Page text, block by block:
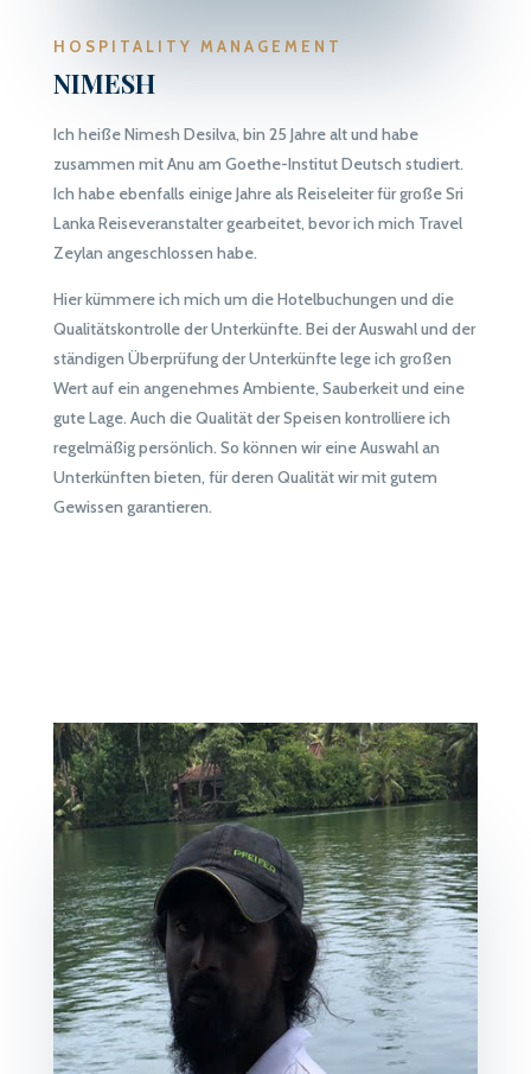
HOSPITALITY MANAGEMENT
NIMESH
Ich heiße Nimesh Desilva, bin 25 Jahre alt und habe
zusammen mit Anu am Goethe-Institut Deutsch studiert.
Ich habe ebenfalls einige Jahre als Reiseleiter für großeSri
Lanka Reiseveranstaltergearbeitet, bevor ich mich Travel
Zeylan angeschlossen habe.
Hier kümmere ich mich um die Hotelbuchungen und die
Qualitätskontrolle der Unterkünfte. Bei der Auswahl und der
ständigen Überprüfung der Unterkünfte lege ich großen
Wert auf ein angenehmes Ambiente, Sauberkeit und eine
gute Lage. Auch die Qualität der Speisen kontrolliere ich
regelmäßig persönlich. So können wir eine Auswahl an
Unterkünften bieten, für deren Qualität wir mit gutem
Gewissen garantieren.